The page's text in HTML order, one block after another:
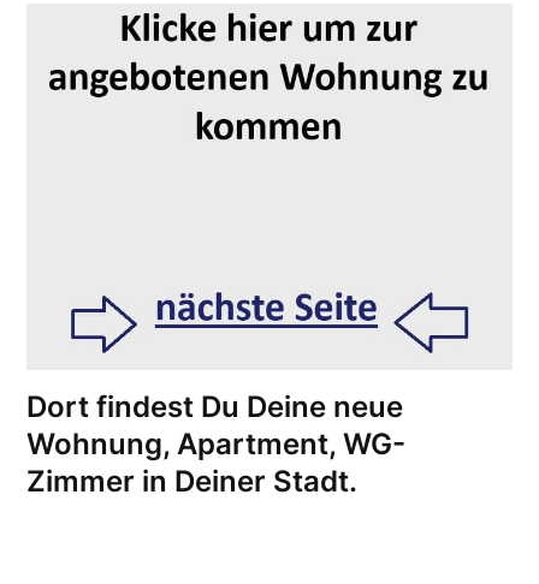
Dort findest Du Deine neue
Wohnung, Apartment, WG-
Zimmer in Deiner Stadt.